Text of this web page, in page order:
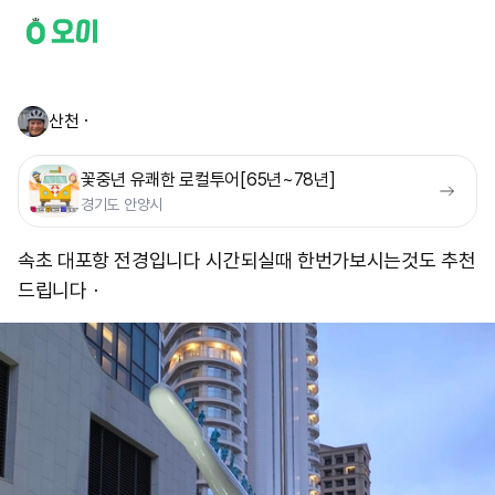
산천ㆍ
꽃중년 유쾌한 로컬투어[65년~78년]
경기도 안양시
속초 대포항 전경입니다 시간되실때 한번가보시는것도 추천
드립니다ㆍ